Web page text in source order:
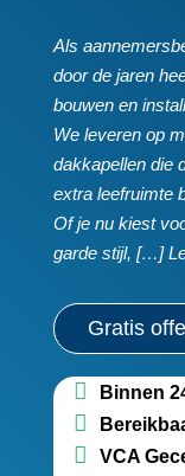
Als
door de jaren
bouwen en
We leveren op
dakkapellen die
extra leefruimte
Of je nu kiest
garde stijl, […]
Gratis
Binnen
VCA